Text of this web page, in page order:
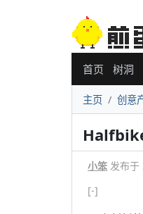
首页 树洞
主页 创意
小笨 发布于
[-]